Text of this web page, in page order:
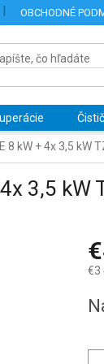
OBCHODNÉ
kW + 4x 3,5 kW
3,5 kW
€3